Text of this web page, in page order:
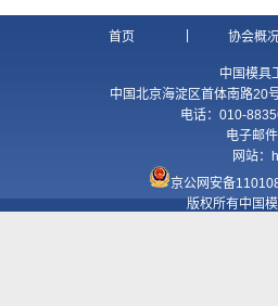
首页 协会概
中国模具
中国北京海淀区首体南路20
电话：010-
电子邮
网站：
京公网安备
版权所有中国